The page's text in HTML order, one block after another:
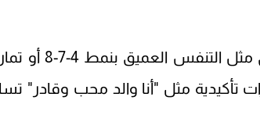
ينصح بعض المختصين بتقنيات تهدئة الجهاز العصبي مثل
تأكيدية مثل "أنا والد محب وقادر"